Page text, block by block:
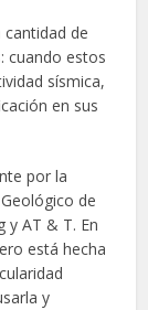
cantidad de
cuando estos
sísmica,
en sus
por la
de
y AT & T. En
está hecha
y